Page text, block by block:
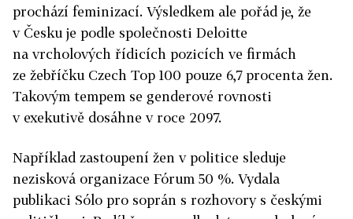
prochází feminizací. Výsledkem ale pořád je, že
v Česku je podle společnosti Deloitte
na vrcholových řídicích pozicích ve firmách
ze žebříčku Czech Top 100 pouze 6,7 procenta žen.
Takovým tempem se genderové rovnosti
v exekutivě dosáhne v roce 2097.
Například zastoupení žen v politice sleduje
nezisková organizace Fórum 50 %. Vydala
publikaci Sólo pro soprán s rozhovory s českými